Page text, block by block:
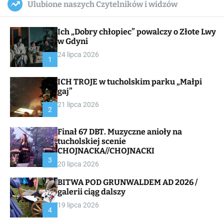
c
a
a
s
W
i
e
l
c
Ulubione naszych Czytelników i widzów
1
Ich „Dobry chłopiec” powalczy o Złote Lwy
w Gdyni
24 lipca 2026
2
ICH TROJE w tucholskim parku „Małpi
gaj”
21 lipca 2026
3
Finał 67 DBT. Muzyczne anioły na
tucholskiej scenie
CHOJNACKA//CHOJNACKI
20 lipca 2026
4
BITWA POD GRUNWALDEM AD 2026 /
galerii ciąg dalszy
19 lipca 2026